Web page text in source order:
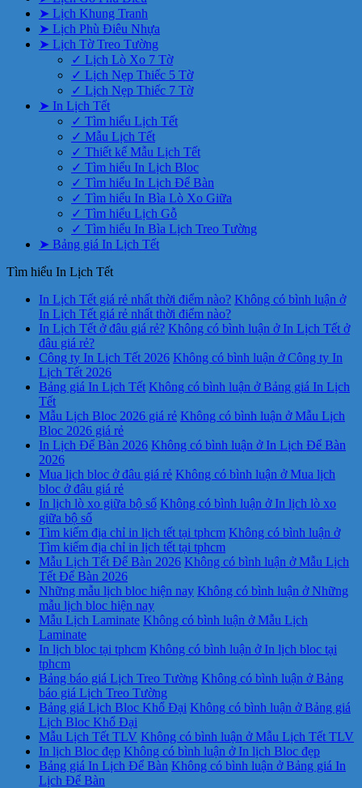
➤ Lịch Khung Tranh
➤ Lịch Phù Điêu Nhựa
➤ Lịch Tờ Treo Tường
✓ Lịch Lò Xo 7 Tờ
✓ Lịch Nẹp Thiếc 5 Tờ
✓ Lịch Nẹp Thiếc 7 Tờ
➤ In Lịch Tết
✓ Tìm hiểu Lịch Tết
✓ Mẫu Lịch Tết
✓ Thiết kế Mẫu Lịch Tết
✓ Tìm hiểu In Lịch Bloc
✓ Tìm hiểu In Lịch Để Bàn
✓ Tìm hiểu In Bìa Lò Xo Giữa
✓ Tìm hiểu Lịch Gỗ
✓ Tìm hiểu In Bìa Lịch Treo Tường
➤ Bảng giá In Lịch Tết
Tìm hiểu In Lịch Tết
In Lịch Tết giá rẻ nhất thời điểm nào? Không có bình luận ở
In Lịch Tết giá rẻ nhất thời điểm nào?
In Lịch Tết ở đâu giá rẻ? Không có bình luận ở In Lịch Tết ở
đâu giá rẻ?
Công ty In Lịch Tết 2026 Không có bình luận ở Công ty In
Lịch Tết 2026
Bảng giá In Lịch Tết Không có bình luận ở Bảng giá In Lịch
Tết
Mẫu Lịch Bloc 2026 giá rẻ Không có bình luận ở Mẫu Lịch
Bloc 2026 giá rẻ
In Lịch Để Bàn 2026 Không có bình luận ở In Lịch Để Bàn
2026
Mua lịch bloc ở đâu giá rẻ Không có bình luận ở Mua lịch
bloc ở đâu giá rẻ
In lịch lò xo giữa bộ số Không có bình luận ở In lịch lò xo
giữa bộ số
Tìm kiếm địa chỉ in lịch tết tại tphcm Không có bình luận ở
Tìm kiếm địa chỉ in lịch tết tại tphcm
Mẫu Lịch Tết Để Bàn 2026 Không có bình luận ở Mẫu Lịch
Tết Để Bàn 2026
Những mẫu lịch bloc hiện nay Không có bình luận ở Những
mẫu lịch bloc hiện nay
Mẫu Lịch Laminate Không có bình luận ở Mẫu Lịch
Laminate
In lịch bloc tại tphcm Không có bình luận ở In lịch bloc tại
tphcm
Bảng báo giá Lịch Treo Tường Không có bình luận ở Bảng
báo giá Lịch Treo Tường
Bảng giá Lịch Bloc Khổ Đại Không có bình luận ở Bảng giá
Lịch Bloc Khổ Đại
Mẫu Lịch Tết TLV Không có bình luận ở Mẫu Lịch Tết TLV
In lịch Bloc đẹp Không có bình luận ở In lịch Bloc đẹp
Bảng giá In Lịch Để Bàn Không có bình luận ở Bảng giá In
Lịch Để Bàn